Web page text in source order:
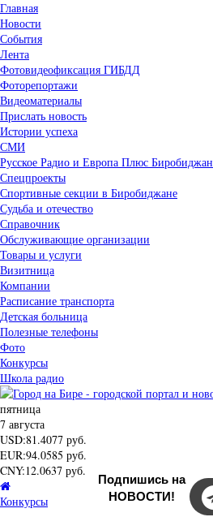
Главная
Новости
События
Лента
Фотовидеофиксация ГИБДД
Фоторепортажи
Видеоматериалы
Прислать новость
Истории успеха
СМИ
Русское Радио и Европа Плюс Биробиджан
Спецпроекты
Спортивные секции в Биробиджане
Судьба и отечество
Справочник
Обслуживающие организации
Товары и услуги
Визитница
Компании
Расписание транспорта
Детская больница
Полезные телефоны
Фото
Конкурсы
Школа радио
пятница
7 августа
USD:81.4077 руб.
EUR:94.0585 руб.
CNY:12.0637 руб.
Подпишись на
НОВОСТИ!
Конкурсы